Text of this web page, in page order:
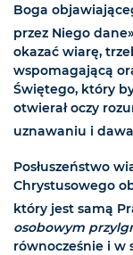
Boga
przez Niego dane»
okazać wiarę,
wspomagającą
Świętego, który
otwierał oczy
uznawaniu i
Posłuszeństwo
Chrystusowego
który jest samą
osobowym
równocześnie i w